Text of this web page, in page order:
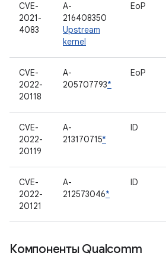
CVE-
2021-
4083
A-
216408350
Upstream
kernel
EoP
CVE-
2022-
20118
A-
205707793*
EoP
CVE-
2022-
20119
A-
213170715*
ID
CVE-
2022-
20121
A-
212573046*
ID
Компоненты Qualcomm